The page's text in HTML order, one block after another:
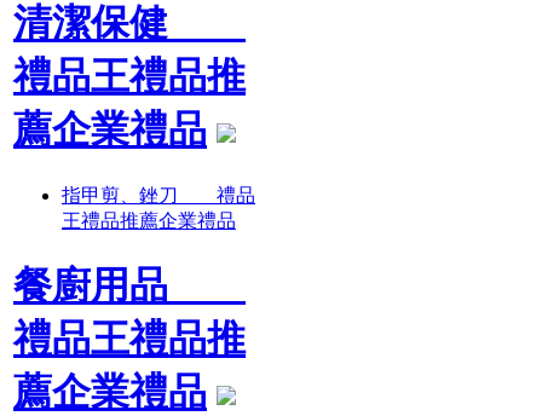
清潔保健
禮品王禮品推
薦企業禮品
指甲剪、銼刀 禮品
王禮品推薦企業禮品
餐廚用品
禮品王禮品推
薦企業禮品